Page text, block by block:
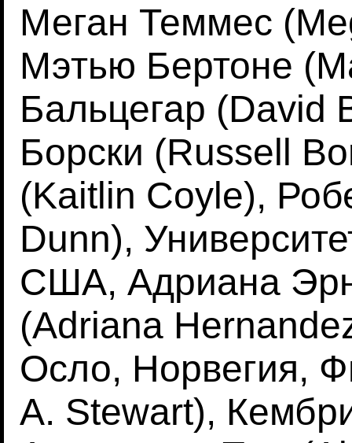
Меган Теммес
Мэтью Бертоне
Бальцегар (David
Борски (Russell
(Kaitlin Coyle),
Dunn),
США, Адриана
(Adriana
Осло, Норвегия,
A. Stewart),